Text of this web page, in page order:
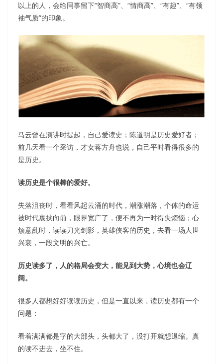
以上的人，会给同事留下“智商高”、“情商高”、“有趣”、“有领
袖气质”的印象。
马云曾在演讲时提起，自己爱读史；陈道明是历史爱好者；
前几天看一个采访，才女蒋方舟也说，自己平时看得很多的
是历史。
读历史是个很棒的爱好。
失落沮丧时，看看风起云涌的时代，潮涨潮落，个体的命运
被时代裹挟向前，眼界宽广了，便不再为一时得失烦恼；心
烦意乱时，读读刀光剑影，英雄侠客的历史，去看一场人世
兴衰，一段文明的兴亡。
历史读多了，人的格局会变大，能见到大势，心境也会辽
阔。
很多人都想好好读读历史，但是一直以来，读历史都有一个
问题：
看着满满都是字的大部头，头都大了，没打开就想退缩。真
的读不进去，坐不住。